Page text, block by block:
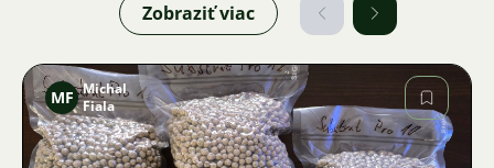
Zobraziť viac
MF Michal
Fiala